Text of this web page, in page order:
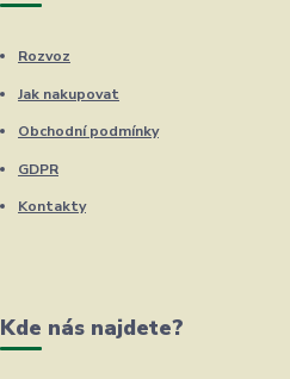
Rozvoz
Jak nakupovat
Obchodní podmínky
GDPR
Kontakty
Kde nás najdete?